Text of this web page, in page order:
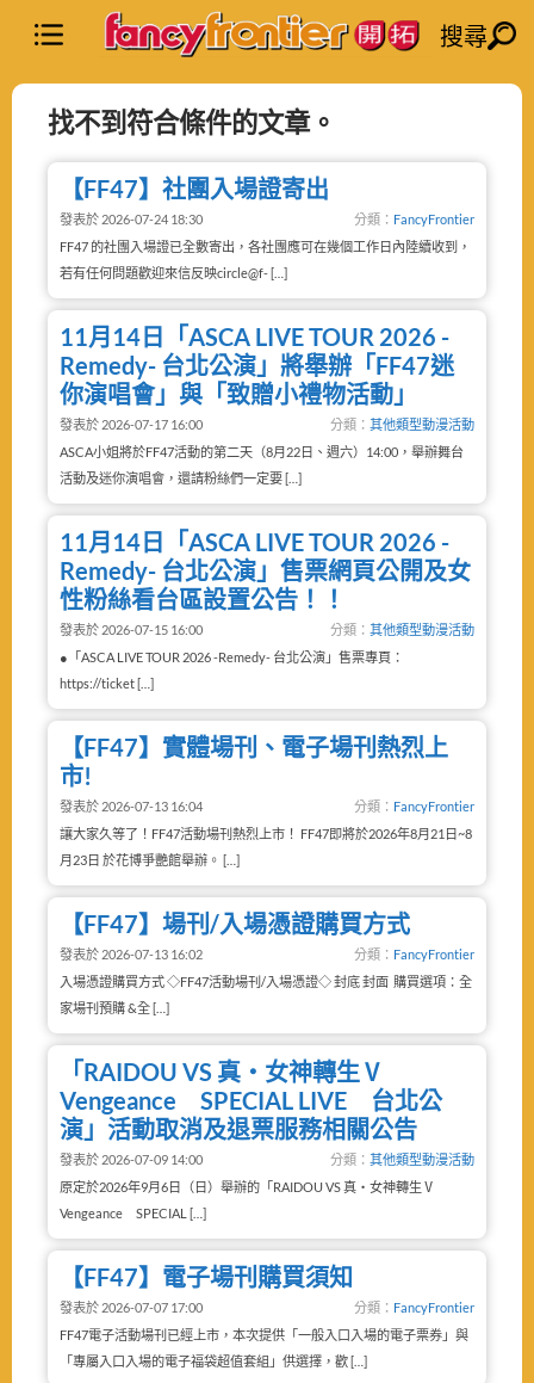
搜尋
找不到符合條件的文章。
【FF47】社團入場證寄出
發表於 2026-07-24 18:30 分類： FancyFrontier
FF47 的社團入場證已全數寄出，各社團應可在幾個工作日內陸續收到，
若有任何問題歡迎來信反映circle@f- […]
11月14日「ASCA LIVE TOUR 2026 -
Remedy- 台北公演」將舉辦「FF47迷
你演唱會」與「致贈小禮物活動」
發表於 2026-07-17 16:00 分類： 其他類型動漫活動
ASCA小姐將於FF47活動的第二天（8月22日、週六）14:00，舉辦舞台
活動及迷你演唱會，還請粉絲們一定要 […]
11月14日「ASCA LIVE TOUR 2026 -
Remedy- 台北公演」售票網頁公開及女
性粉絲看台區設置公告！！
發表於 2026-07-15 16:00 分類： 其他類型動漫活動
●「ASCA LIVE TOUR 2026 -Remedy- 台北公演」售票專頁：
https://ticket […]
【FF47】實體場刊、電子場刊熱烈上
市!
發表於 2026-07-13 16:04 分類： FancyFrontier
讓大家久等了！FF47活動場刊熱烈上市！ FF47即將於2026年8月21日~8
月23日 於花博爭艷館舉辦。 […]
【FF47】場刊/入場憑證購買方式
發表於 2026-07-13 16:02 分類： FancyFrontier
入場憑證購買方式 ◇FF47活動場刊/入場憑證◇ 封底 封面 購買選項：全
家場刊預購 &全 […]
「RAIDOU VS 真・女神轉生Ⅴ
Vengeance SPECIAL LIVE 台北公
演」活動取消及退票服務相關公告
發表於 2026-07-09 14:00 分類： 其他類型動漫活動
原定於2026年9月6日（日）舉辦的「RAIDOU VS 真・女神轉生Ⅴ
Vengeance SPECIAL […]
【FF47】電子場刊購買須知
發表於 2026-07-07 17:00 分類： FancyFrontier
FF47電子活動場刊已經上市，本次提供「一般入口入場的電子票券」與
「專屬入口入場的電子福袋超值套組」供選擇，歡 […]